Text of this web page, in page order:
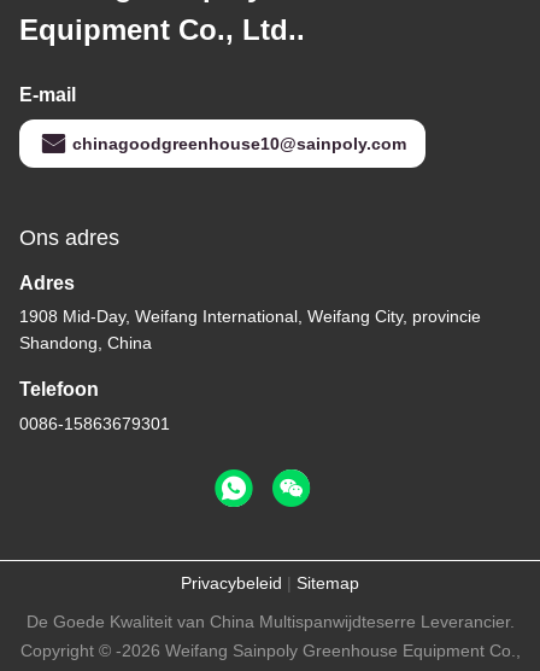
Equipment Co., Ltd..
E-mail
chinagoodgreenhouse10@sainpoly.com
Ons adres
Adres
1908 Mid-Day, Weifang International, Weifang City, provincie
Shandong, China
Telefoon
0086-15863679301
Privacybeleid | Sitemap
De Goede Kwaliteit van China Multispanwijdteserre Leverancier.
Copyright © -2026 Weifang Sainpoly Greenhouse Equipment Co.,